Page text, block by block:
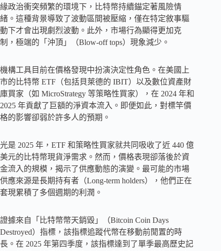
緣政治衝突頻繁的環境下，比特幣持續錨定著風險情
緒。這種背景導致了波動區間被壓縮，僅在特定敘事驅
動下才會出現劇烈波動。此外，市場行為顯得更加克
制，極端的「沖頂」（Blow-off tops）現象減少。
機構工具目前在價格發現中扮演決定性角色。在美國上
市的比特幣 ETF（包括貝萊德的 IBIT）以及數位資產財
庫買家（如 MicroStrategy 等策略性買家），在 2024 年和
2025 年貢獻了巨額的淨資本流入。即便如此，對標竿價
格的影響卻弱於許多人的預期。
光是 2025 年，ETF 和策略性買家就共同吸收了近 440 億
美元的比特幣現貨淨需求。然而，價格表現卻落後於資
金流入的規模，揭示了供應動態的演變。最可能的市場
供應來源是長期持有者（Long-term holders），他們正在
套現累積了多個週期的利潤。
證據來自「比特幣幣天銷毀」（Bitcoin Coin Days
Destroyed）指標，該指標追蹤代幣在移動前閒置的時
長。在 2025 年第四季度，該指標達到了單季最高歷史記